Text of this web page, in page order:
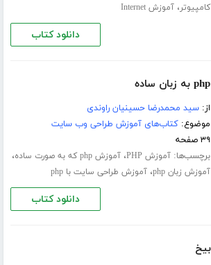
کامپیوتر،آموزش Internet
دانلود کتاب
از:سید محمدرضا حسینیان راوندی
موضوع:کتاب‌های آموزش طراحی وب سایت
۳۹ صفحه
برچسب‌ها:آموزش PHP ،آموزش php که به صورت ساده ،
آموزش زبان php ،آموزش طراحی سایت با php
دانلود کتاب